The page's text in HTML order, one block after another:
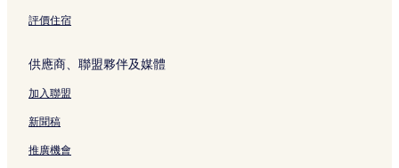
頁
評價住宿
供應商、聯盟夥伴及媒體
加入聯盟
新聞稿
推廣機會